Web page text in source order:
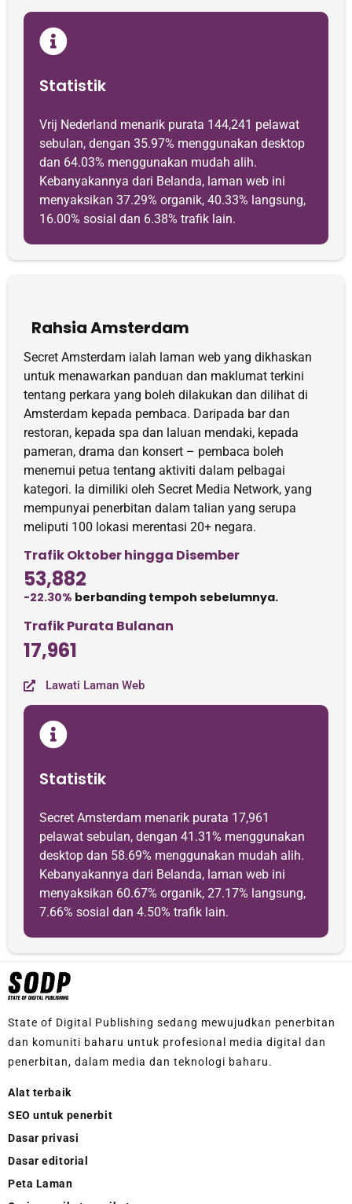
Statistik
Vrij Nederland menarik purata 144,241 pelawat
sebulan, dengan 35.97% menggunakan desktop
dan 64.03% menggunakan mudah alih.
Kebanyakannya dari Belanda, laman web ini
menyaksikan 37.29% organik, 40.33% langsung,
16.00% sosial dan 6.38% trafik lain.
Rahsia Amsterdam
Secret Amsterdam ialah laman web yang dikhaskan
untuk menawarkan panduan dan maklumat terkini
tentang perkara yang boleh dilakukan dan dilihat di
Amsterdam kepada pembaca. Daripada bar dan
restoran, kepada spa dan laluan mendaki, kepada
pameran, drama dan konsert – pembaca boleh
menemui petua tentang aktiviti dalam pelbagai
kategori. Ia dimiliki oleh Secret Media Network, yang
mempunyai penerbitan dalam talian yang serupa
meliputi 100 lokasi merentasi 20+ negara.
Trafik Oktober hingga Disember
53,882
-22.30% berbanding tempoh sebelumnya.
Trafik Purata Bulanan
17,961
Lawati Laman Web
Statistik
Secret Amsterdam menarik purata 17,961
pelawat sebulan, dengan 41.31% menggunakan
desktop dan 58.69% menggunakan mudah alih.
Kebanyakannya dari Belanda, laman web ini
menyaksikan 60.67% organik, 27.17% langsung,
7.66% sosial dan 4.50% trafik lain.
State of Digital Publishing sedang mewujudkan penerbitan
dan komuniti baharu untuk profesional media digital dan
penerbitan, dalam media dan teknologi baharu.
Alat terbaik
SEO untuk penerbit
Dasar privasi
Dasar editorial
Peta Laman